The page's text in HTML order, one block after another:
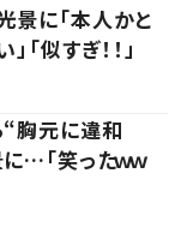
に「本人かと
「似すぎ！！」
“胸元に違和
…「笑ったｗｗ